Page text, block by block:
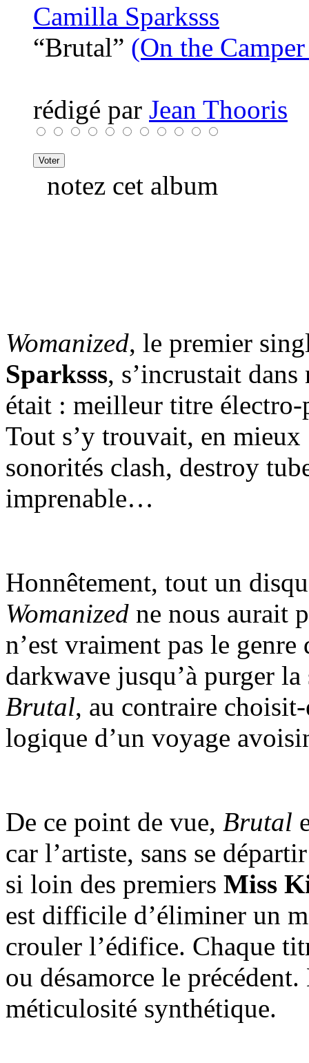
Camilla Sparksss
“Brutal” (On the
rédigé par Jean Thooris
notez cet album
Womanized, le premier
Sparksss, s’incrustait
était : meilleur titre électro-
Tout s’y trouvait, en mieux
sonorités clash, destroy
imprenable…
Honnêtement, tout un
Womanized ne nous aurait
n’est vraiment pas le
darkwave jusqu’à purger
Brutal, au contraire
logique d’un voyage
De ce point de vue, Brutal
car l’artiste, sans se
si loin des premiers Miss
est difficile d’éliminer un
crouler l’édifice. Chaque
ou désamorce le
méticulosité synthétique.